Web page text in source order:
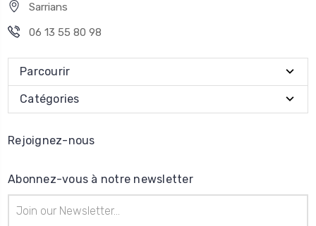
Sarrians
06 13 55 80 98
Parcourir
Catégories
Rejoignez-nous
Abonnez-vous à notre newsletter
e-